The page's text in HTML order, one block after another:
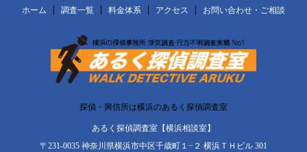
ホーム 調査一覧 料金体系 アクセス お問い合わせ・ご相談
探偵・興信所は横浜のあるく探偵調査室
あるく探偵調査室【横浜相談室】
〒231-0035 神奈川県横浜市中区千歳町１−２ 横浜ＴＨビル 301